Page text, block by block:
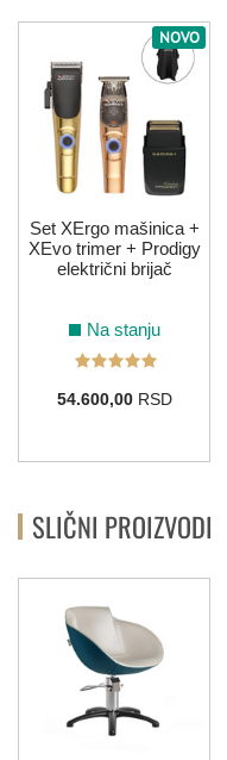
NOVO
Set XErgo mašinica +
XEvo trimer + Prodigy
električni brijač
Na stanju
54.600,00RSD
SLIČNI PROIZVODI